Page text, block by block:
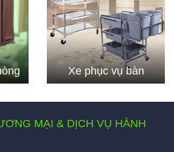
Xe phục vụ bàn
MẠI & DỊCH VỤ HÀNH